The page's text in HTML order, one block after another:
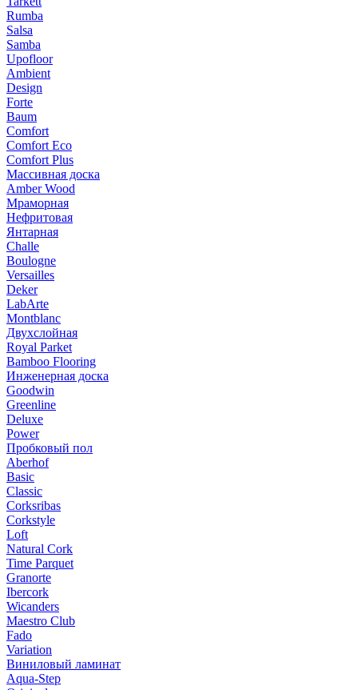
Rumba
Salsa
Samba
Upofloor
Ambient
Design
Forte
Baum
Comfort
Comfort Eco
Comfort Plus
Массивная доска
Amber Wood
Мраморная
Нефритовая
Янтарная
Challe
Boulogne
Versailles
Deker
LabArte
Montblanc
Двухслойная
Royal Parket
Bamboo Flooring
Инженерная доска
Goodwin
Greenline
Deluxe
Power
Пробковый пол
Aberhof
Basic
Classic
Corksribas
Corkstyle
Loft
Natural Cork
Time Parquet
Granorte
Ibercork
Wicanders
Мaestro Club
Fado
Variation
Виниловый ламинат
Aqua-Step